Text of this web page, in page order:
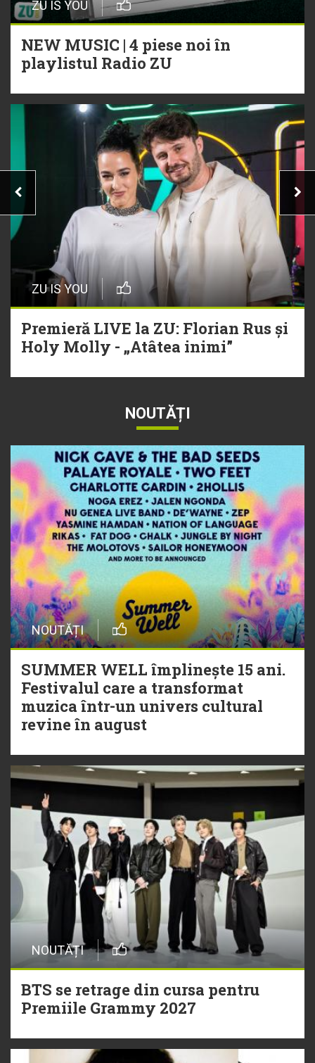
ZU IS YOU
NEW MUSIC | 4 piese noi în
playlistul Radio ZU
ZU IS YOU
Premieră LIVE la ZU: Florian Rus și
Holy Molly - „Atâtea inimi”
NOUTĂȚI
NOUTĂȚI
SUMMER WELL împlinește 15 ani.
Festivalul care a transformat
muzica într-un univers cultural
revine în august
NOUTĂȚI
BTS se retrage din cursa pentru
Premiile Grammy 2027